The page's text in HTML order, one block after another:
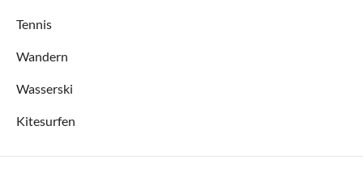
Tennis
Wandern
Wasserski
Kitesurfen